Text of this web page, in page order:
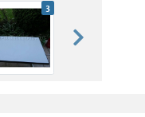
3
weiter blättern